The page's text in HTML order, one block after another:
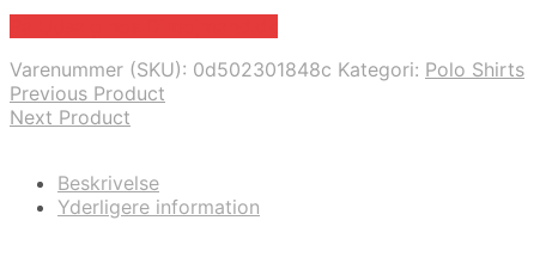
Varenummer (SKU): 0d502301848c Kategori: Polo Shirts
Previous Product
Next Product
Beskrivelse
Yderligere information